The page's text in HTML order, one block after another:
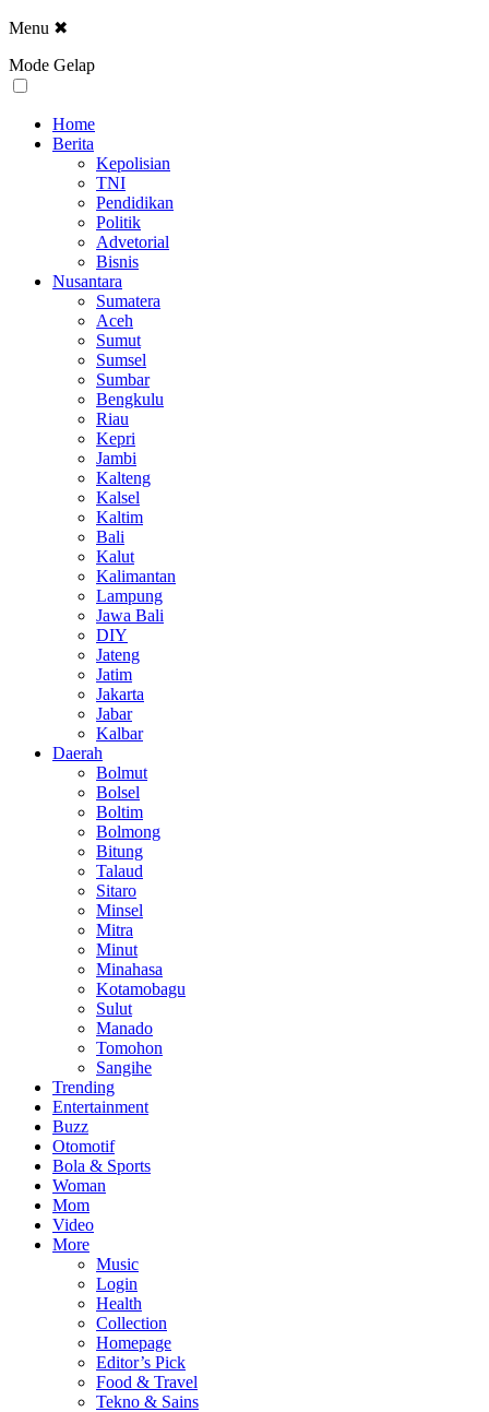
Menu ✖
Mode Gelap
Home
Berita
Kepolisian
TNI
Pendidikan
Politik
Advetorial
Bisnis
Nusantara
Sumatera
Aceh
Sumut
Sumsel
Sumbar
Bengkulu
Riau
Kepri
Jambi
Kalteng
Kalsel
Kaltim
Bali
Kalut
Kalimantan
Lampung
Jawa Bali
DIY
Jateng
Jatim
Jakarta
Jabar
Kalbar
Daerah
Bolmut
Bolsel
Boltim
Bolmong
Bitung
Talaud
Sitaro
Minsel
Mitra
Minut
Minahasa
Kotamobagu
Sulut
Manado
Tomohon
Sangihe
Trending
Entertainment
Buzz
Otomotif
Bola & Sports
Woman
Mom
Video
More
Music
Login
Health
Collection
Homepage
Editor’s Pick
Food & Travel
Tekno & Sains